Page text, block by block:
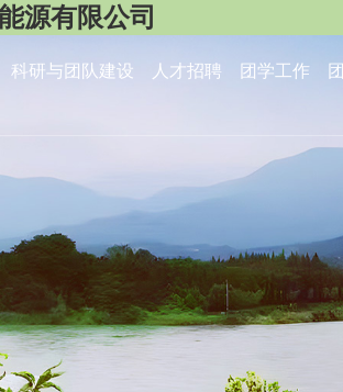
源有限公司
科研与团队建设 人才招聘 团学工作